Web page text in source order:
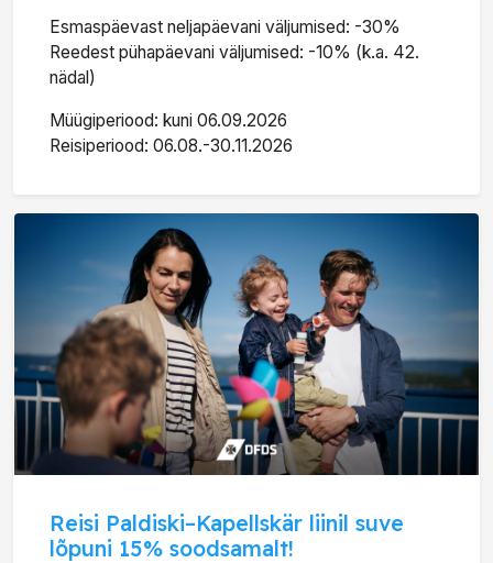
Esmaspäevast neljapäevani väljumised: -30%
Reedest pühapäevani väljumised: -10% (k.a. 42.
nädal)
Müügiperiood: kuni 06.09.2026
Reisiperiood: 06.08.-30.11.2026
Reisi Paldiski–Kapellskär liinil suve
lõpuni 15% soodsamalt!